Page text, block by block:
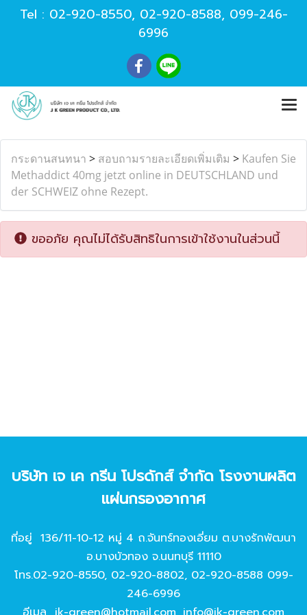
Tel : 02-920-8550, 02-920-8588, 099-246-
6996
กระดานสนทนา > สอบถามรายละเอียดเพิ่มเติม > Kaufen Sie
Methaddict 40mg jetzt online in DEUTSCHLAND und
der SCHWEIZ ohne Rezept.
ขออภัย คุณไม่ได้รับสิทธิในการเข้าใช้งานในส่วนนี้
บริษัท เจ เค กรีน โปรดักส์ จํากัด โรงงานผลิต
แผ่นกรองอากาศ
ที่อยู่ 136/11-10-12 หมู่ 4 ถ.จันทร์ทองเอี่ยม ต.บางรักพัฒนา
อ.บางบัวทอง จ.นนทบุรี 11110
โทร.02-920-8550, 02-920-8802, 02-920-8588 099-
246-6996